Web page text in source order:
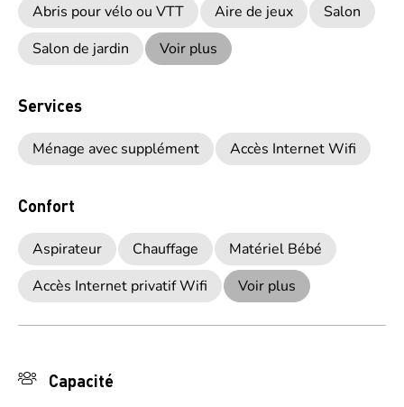
Abris pour vélo ou VTT Aire de jeux
Salon
Salon de jardin
Voir plus
Services
Ménage avec supplément Accès Internet Wifi
Confort
Aspirateur Chauffage
Matériel Bébé
Accès Internet privatif Wifi
Voir plus
Capacité